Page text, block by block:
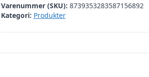
Varenummer (SKU): 8739353283587156892
Kategori: Produkter